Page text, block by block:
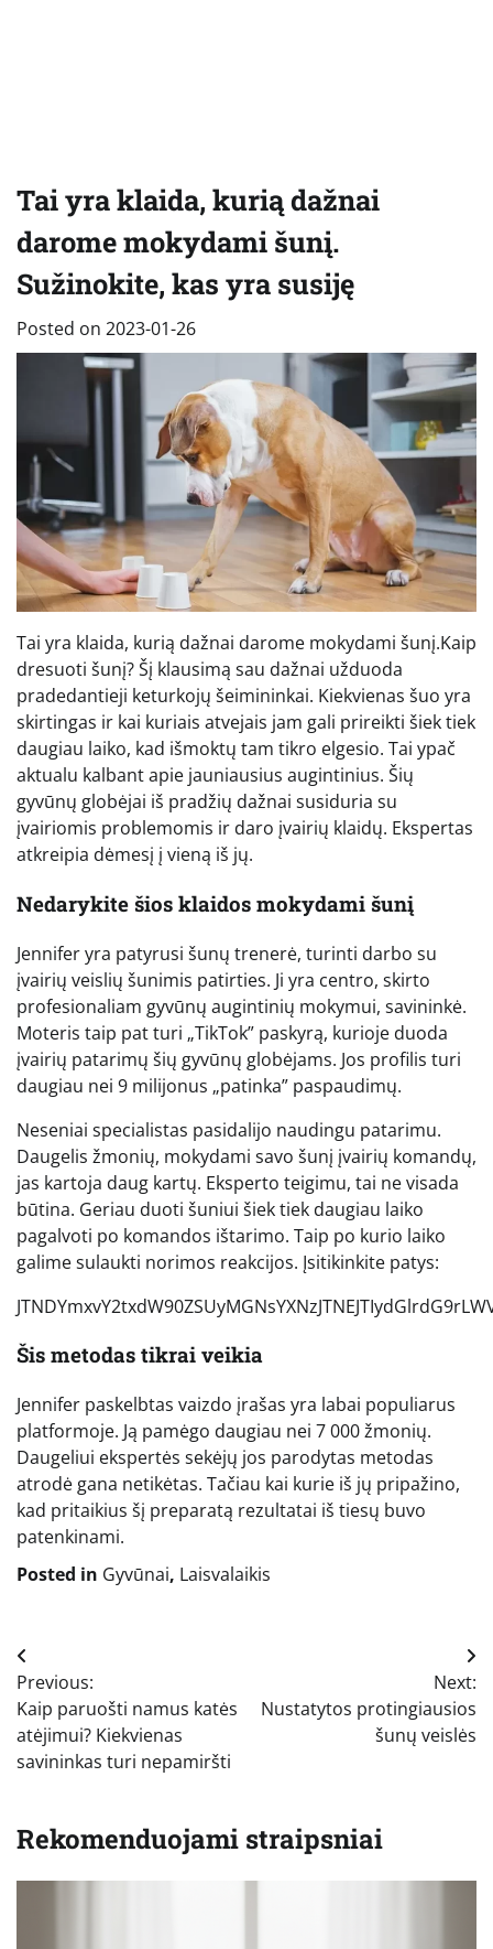
Tai yra klaida, kurią dažnai
darome mokydami šunį.
Sužinokite, kas yra susiję
Posted on 2023-01-26
Tai yra klaida, kurią dažnai darome mokydami šunį.Kaip
dresuoti šunį? Šį klausimą sau dažnai užduoda
pradedantieji keturkojų šeimininkai. Kiekvienas šuo yra
skirtingas ir kai kuriais atvejais jam gali prireikti šiek tiek
daugiau laiko, kad išmoktų tam tikro elgesio. Tai ypač
aktualu kalbant apie jauniausius augintinius. Šių
gyvūnų globėjai iš pradžių dažnai susiduria su
įvairiomis problemomis ir daro įvairių klaidų. Ekspertas
atkreipia dėmesį į vieną iš jų.
Nedarykite šios klaidos mokydami šunį
Jennifer yra patyrusi šunų trenerė, turinti darbo su
įvairių veislių šunimis patirties. Ji yra centro, skirto
profesionaliam gyvūnų augintinių mokymui, savininkė.
Moteris taip pat turi „TikTok” paskyrą, kurioje duoda
įvairių patarimų šių gyvūnų globėjams. Jos profilis turi
daugiau nei 9 milijonus „patinka” paspaudimų.
Neseniai specialistas pasidalijo naudingu patarimu.
Daugelis žmonių, mokydami savo šunį įvairių komandų,
jas kartoja daug kartų. Eksperto teigimu, tai ne visada
būtina. Geriau duoti šuniui šiek tiek daugiau laiko
pagalvoti po komandos ištarimo. Taip po kurio laiko
galime sulaukti norimos reakcijos. Įsitikinkite patys:
Šis metodas tikrai veikia
Jennifer paskelbtas vaizdo įrašas yra labai populiarus
platformoje. Ją pamėgo daugiau nei 7 000 žmonių.
Daugeliui ekspertės sekėjų jos parodytas metodas
atrodė gana netikėtas. Tačiau kai kurie iš jų pripažino,
kad pritaikius šį preparatą rezultatai iš tiesų buvo
patenkinami.
Posted in Gyvūnai, Laisvalaikis
Navigacija
tarp
įrašų
Previous:
Kaip paruošti namus katės
atėjimui? Kiekvienas
savininkas turi nepamiršti
Next:
Nustatytos protingiausios
šunų veislės
Rekomenduojami straipsniai